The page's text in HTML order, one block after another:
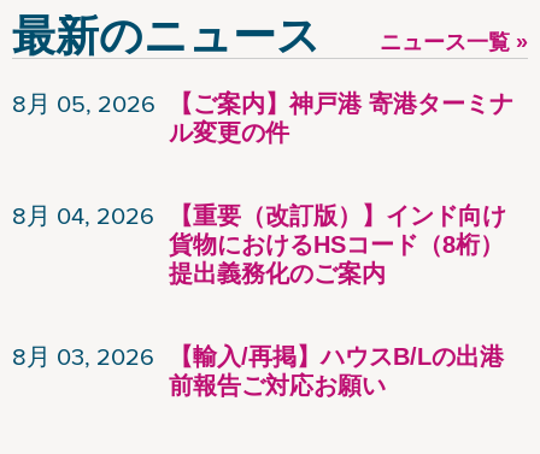
最新のニュース ニュース一覧 »
8月 05, 2026
【ご案内】神戸港 寄港ターミナ
ル変更の件
8月 04, 2026
【重要（改訂版）】インド向け
貨物におけるHSコード（8桁）
提出義務化のご案内
8月 03, 2026
【輸入/再掲】ハウスB/Lの出港
前報告ご対応お願い